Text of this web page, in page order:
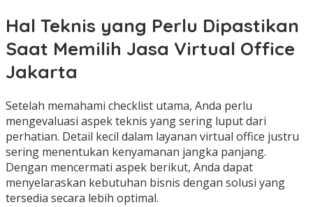
Hal Teknis yang Perlu Dipastikan
Saat Memilih Jasa Virtual Office
Jakarta
Setelah memahami checklist utama, Anda perlu
mengevaluasi aspek teknis yang sering luput dari
perhatian. Detail kecil dalam layanan virtual office justru
sering menentukan kenyamanan jangka panjang.
Dengan mencermati aspek berikut, Anda dapat
menyelaraskan kebutuhan bisnis dengan solusi yang
tersedia secara lebih optimal.